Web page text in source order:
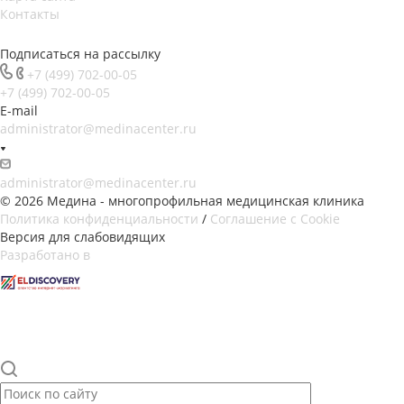
Контакты
Подписаться на рассылку
+7 (499) 702-00-05
+7 (499) 702-00-05
E-mail
administrator@medinacenter.ru
administrator@medinacenter.ru
© 2026 Медина - многопрофильная медицинская клиника
Политика конфиденциальности / Соглашение с Cookie
Версия для слабовидящих
Разработано в